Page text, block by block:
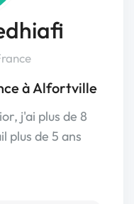
à Alfortville
j'ai plus de 8
plus de 5 ans